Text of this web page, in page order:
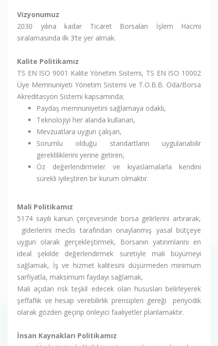
Vizyonumuz
2030 yılına kadar Ticaret Borsaları İşlem Hacmi
sıralamasında ilk 3’te yer almak.
Kalite Politikamız
TS EN ISO 9001 Kalite Yönetim Sistemi, TS EN ISO 10002
Üye Memnuniyeti Yönetim Sistemi ve T.O.B.B. Oda/Borsa
Akreditasyon Sistemi kapsamında;
Paydaş memnuniyetini sağlamaya odaklı,
Teknolojiyi her alanda kullanan,
Mevzuatlara uygun çalışan,
Sorumlu olduğu standartların uygulanabilir
gerekliliklerini yerine getiren,
Öz değerlendirmeler ve kıyaslamalarla kendini
sürekli iyileştiren bir kurum olmaktır.
Mali Politikamız
5174 sayılı kanun çerçevesinde borsa gelirlerini artırarak,
giderlerini meclis tarafından onaylanmış yasal bütçeye
uygun olarak gerçekleştirmek, Borsanın yatırımlarını en
ideal şekilde değerlendirmek suretiyle mali büyümeyi
sağlamak, İş ve hizmet kalitesini düşürmeden minimum
sarfiyatla, maksimum faydayı sağlamak,
Mali açıdan risk teşkil edecek olan hususları belirleyerek
şeffaflık ve hesap verebilirlik prensipleri gereği periyodik
olarak gözden geçirip önleyici faaliyetler planlamaktır.
İnsan Kaynakları Politikamız